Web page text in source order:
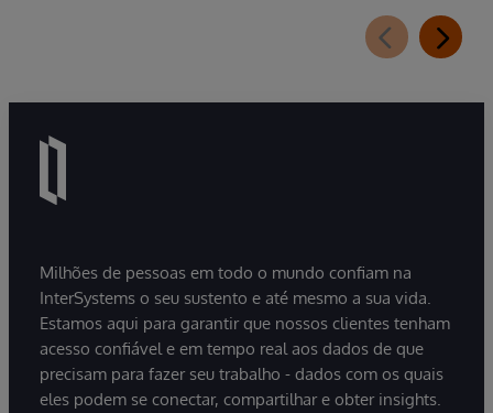
em termos nominais. Na saúde suplementar, a
pressão dos custos é intensificada pela inflação
filas persistem e informações cruciais não
base em visões parciais da trajetória do
Milhões de pessoas em todo o mundo confiam na
InterSystems o seu sustento e até mesmo a sua vida.
Estamos aqui para garantir que nossos clientes tenham
acesso confiável e em tempo real aos dados de que
precisam para fazer seu trabalho - dados com os quais
eles podem se conectar, compartilhar e obter insights.